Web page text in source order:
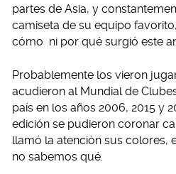
partes de Asia, y
camiseta de su equipo
cómo ni por qué surgió este
Probablemente los vieron
acudieron al Mundial de
país en los años 2006, 2015 y
edición se pudieron coronar
llamó la atención sus colores,
no sabemos qué.